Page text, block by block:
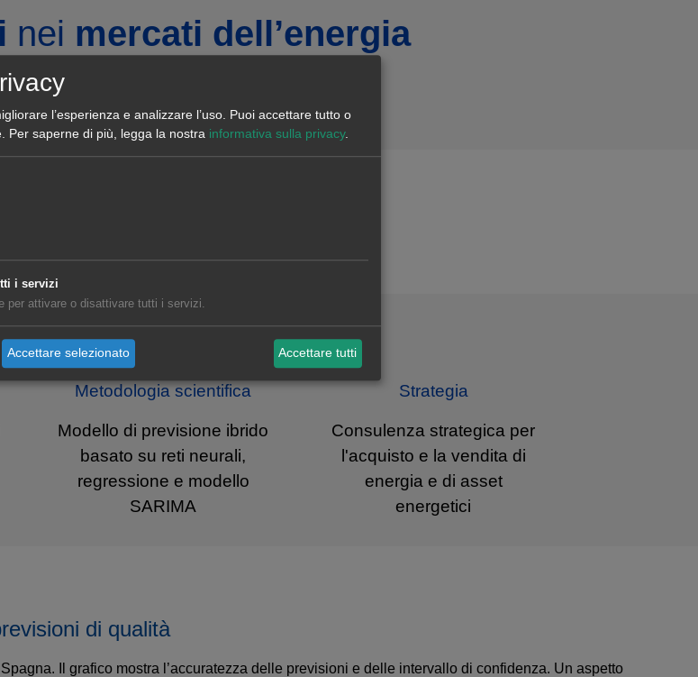
nei mercati dell’energia
oltre
Metodologia scientifica
Modello di previsione ibrido
basato su reti neurali,
regressione e modello
SARIMA
Strategia
Consulenza strategica per
l'acquisto e la vendita di
energia e di asset
energetici
di qualità
Il grafico mostra l’accuratezza delle previsioni e delle intervallo di confidenza. Un aspetto
l’esperienza e analizzare l’uso. Puoi accettare tutto o
Per saperne di più, legga la nostra informativa sulla privacy.
i servizi
per attivare o disattivare tutti i servizi.
Accettare selezionato Accettare tutti